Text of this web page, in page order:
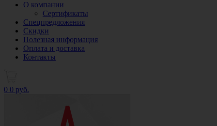
О компании
Сертификаты
Спецпредложения
Скидки
Полезная информация
Оплата и доставка
Контакты
0 0 руб.